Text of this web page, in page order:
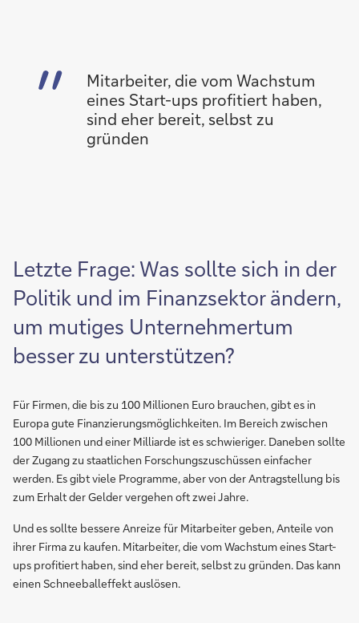
Mitarbeiter, die vom Wachstum
eines Start-ups profitiert haben,
sind eher bereit, selbst zu
gründen
Letzte Frage: Was sollte sich in der
Politik und im Finanzsektor ändern,
um mutiges Unternehmertum
besser zu unterstützen?
Für Firmen, die bis zu 100 Millionen Euro brauchen, gibt es in
Europa gute Finanzierungsmöglichkeiten. Im Bereich zwischen
100 Millionen und einer Milliarde ist es schwieriger. Daneben sollte
der Zugang zu staatlichen Forschungszuschüssen einfacher
werden. Es gibt viele Programme, aber von der Antragstellung bis
zum Erhalt der Gelder vergehen oft zwei Jahre.
Und es sollte bessere Anreize für Mitarbeiter geben, Anteile von
ihrer Firma zu kaufen. Mitarbeiter, die vom Wachstum eines Start-
ups profitiert haben, sind eher bereit, selbst zu gründen. Das kann
einen Schneeballeffekt auslösen.